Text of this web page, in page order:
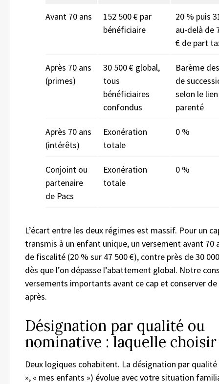
Avant 70 ans
152 500 € par
bénéficiaire
20 % puis
au-delà de
€ de part
Après 70 ans
(primes)
30 500 € global,
tous
bénéficiaires
confondus
Barème
de
selon le
parenté
Après 70 ans
(intérêts)
Exonération
totale
0 %
Conjoint ou
partenaire
de Pacs
Exonération
totale
0 %
L’écart entre les deux régimes est massif. Pour un
transmis à un enfant unique, un versement avant 70
de fiscalité (20 % sur 47 500 €), contre près de 30
dès que l’on dépasse l’abattement global. Notre
versements importants avant ce cap et conserver de
après.
Désignation par qualité ou
nominative : laquelle choisir
Deux logiques cohabitent. La désignation par
», « mes enfants ») évolue avec votre situation